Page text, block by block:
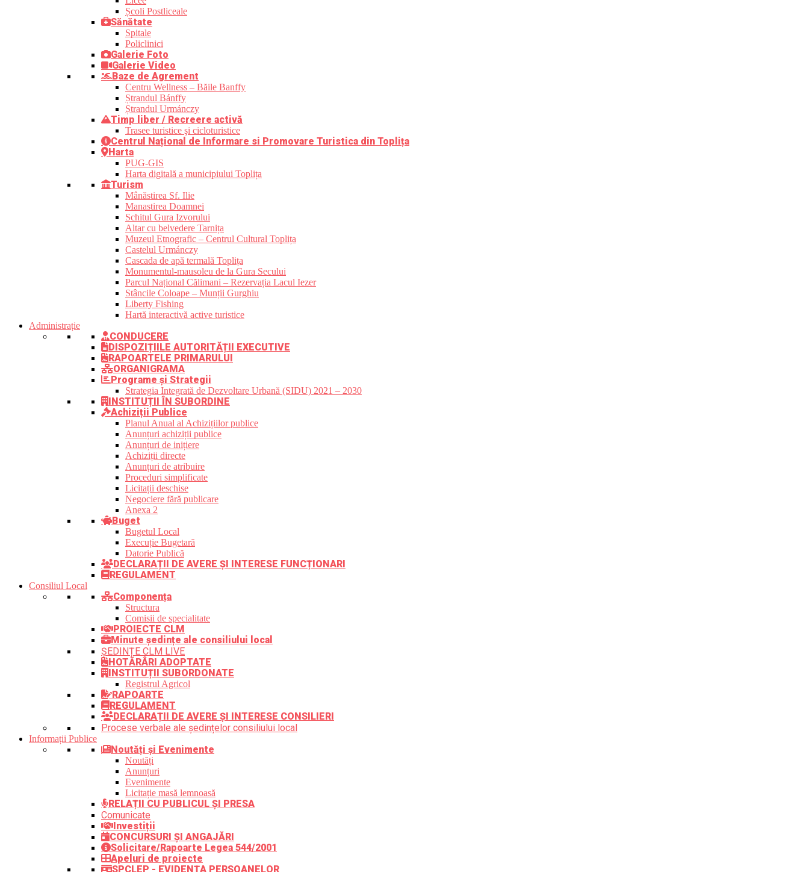
Școli Postliceale
Sănătate
Spitale
Policlinici
Galerie Foto
Galerie Video
Baze de Agrement
Centru Wellness – Băile Banffy
Ștrandul Bánffy
Ștrandul Urmánczy
Timp liber / Recreere activă
Trasee turistice şi cicloturistice
Centrul Național de Informare si Promovare Turistica din Toplița
Harta
PUG-GIS
Harta digitală a municipiului Toplița
Turism
Mânăstirea Sf. Ilie
Manastirea Doamnei
Schitul Gura Izvorului
Altar cu belvedere Tarnița
Muzeul Etnografic – Centrul Cultural Toplița
Castelul Urmánczy
Cascada de apă termală Toplița
Monumentul-mausoleu de la Gura Secului
Parcul Național Călimani – Rezervația Lacul Iezer
Stâncile Coloape – Munții Gurghiu
Liberty Fishing
Hartă interactivă active turistice
Administrație
CONDUCERE
DISPOZIȚIILE AUTORITĂȚII EXECUTIVE
RAPOARTELE PRIMARULUI
ORGANIGRAMA
Programe și Strategii
Strategia Integrată de Dezvoltare Urbană (SIDU) 2021 – 2030
INSTITUȚII ÎN SUBORDINE
Achiziții Publice
Planul Anual al Achizițiilor publice
Anunțuri achiziții publice
Anunțuri de inițiere
Achiziții directe
Anunțuri de atribuire
Proceduri simplificate
Licitații deschise
Negociere fără publicare
Anexa 2
Buget
Bugetul Local
Execuție Bugetară
Datorie Publică
DECLARAȚII DE AVERE ȘI INTERESE FUNCȚIONARI
REGULAMENT
Consiliul Local
Componența
Structura
Comisii de specialitate
PROIECTE CLM
Minute ședințe ale consiliului local
ȘEDINȚE CLM LIVE
HOTĂRÂRI ADOPTATE
INSTITUȚII SUBORDONATE
Registrul Agricol
RAPOARTE
REGULAMENT
DECLARAȚII DE AVERE ȘI INTERESE CONSILIERI
Procese verbale ale ședințelor consiliului local
Informații Publice
Noutăți și Evenimente
Noutăți
Anunțuri
Evenimente
Licitație masă lemnoasă
RELAȚII CU PUBLICUL ȘI PRESA
Comunicate
Investiții
CONCURSURI ȘI ANGAJĂRI
Solicitare/Rapoarte Legea 544/2001
Apeluri de proiecte
SPCLEP - EVIDENȚA PERSOANELOR